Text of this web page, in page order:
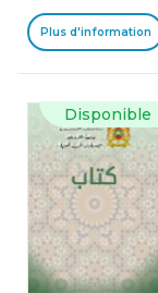
Plus d'information
Disponible